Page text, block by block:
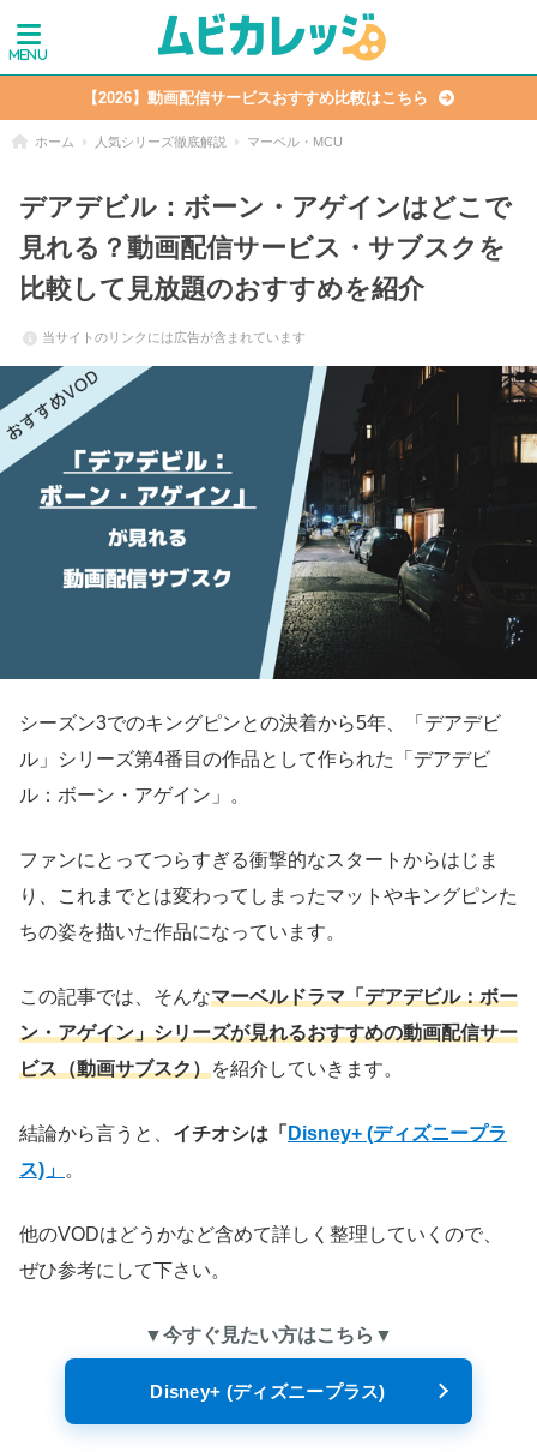
【2026】動画配信サービスおすすめ比較はこちら
ホーム 人気シリーズ徹底解説 マーベル・MCU
デアデビル：ボーン・アゲインはどこで
見れる？動画配信サービス・サブスクを
比較して見放題のおすすめを紹介
当サイトのリンクには広告が含まれています
シーズン3でのキングピンとの決着から5年、「デアデビ
ル」シリーズ第4番目の作品として作られた「デアデビ
ル：ボーン・アゲイン」。
ファンにとってつらすぎる衝撃的なスタートからはじま
り、これまでとは変わってしまったマットやキングピンた
ちの姿を描いた作品になっています。
この記事では、そんなマーベルドラマ「デアデビル：ボー
ン・アゲイン」シリーズが見れるおすすめの動画配信サー
ビス（動画サブスク）を紹介していきます。
結論から言うと、 イチオシは「 Disney+ (ディズニープラ
ス) 」 。
他のVODはどうかなど含めて詳しく整理していくので、
ぜひ参考にして下さい。
▼今すぐ見たい方はこちら▼
Disney+ (ディズニープラス)